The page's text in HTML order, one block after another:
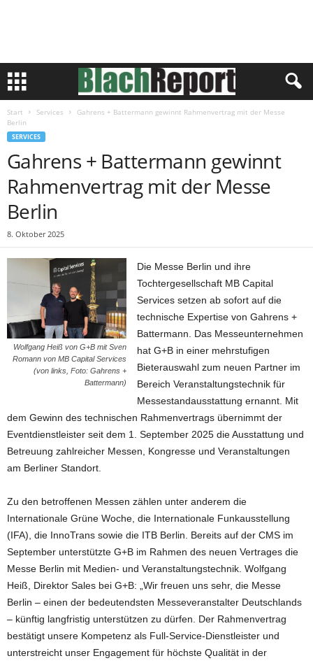
Start Services
Gahrens + Battermann gewinnt Rahmenvertrag mit der Messe
Berlin
SERVICES
Gahrens + Battermann gewinnt
Rahmenvertrag mit der Messe
Berlin
8. Oktober 2025
Wolfgang Heiß von G+B mit Sven
Romann von MB Capital Services
(von links, Foto: Gahrens +
Battermann)
Die Messe Berlin und ihre
Tochtergesellschaft MB Capital
Services setzen ab sofort auf die
technische Expertise von Gahrens +
Battermann. Das Messeunternehmen
hat G+B in einer mehrstufigen
Bieterauswahl zum neuen Partner im
Bereich Veranstaltungstechnik für
Messestandausstattung ernannt. Mit
dem Gewinn des technischen Rahmenvertrags übernimmt der
Eventdienstleister seit dem 1. September 2025 die Ausstattung und
Betreuung zahlreicher Messen, Kongresse und Veranstaltungen
am Berliner Standort.
Zu den betroffenen Messen zählen unter anderem die
Internationale Grüne Woche, die Internationale Funkausstellung
(IFA), die InnoTrans sowie die ITB Berlin. Bereits auf der CMS im
September unterstützte G+B im Rahmen des neuen Vertrages die
Messe Berlin mit Medien- und Veranstaltungstechnik. Wolfgang
Heiß, Direktor Sales bei G+B: „Wir freuen uns sehr, die Messe
Berlin – einen der bedeutendsten Messeveranstalter Deutschlands
– künftig langfristig unterstützen zu dürfen. Der Rahmenvertrag
bestätigt unsere Kompetenz als Full-Service-Dienstleister und
unterstreicht unser Engagement für höchste Qualität in der